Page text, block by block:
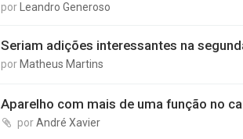
por Leandro Generoso
Seriam adições interessantes na
por Matheus Martins
Aparelho com mais de uma função no
porAndré Xavier